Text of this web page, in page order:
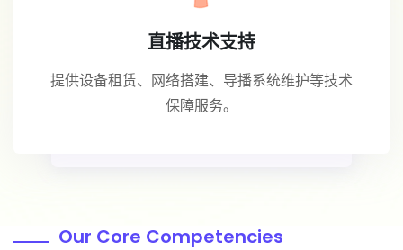
直播技术支持
提供设备租赁、网络搭建、导播系统维护等技术
保障服务。
Our Core Competencies